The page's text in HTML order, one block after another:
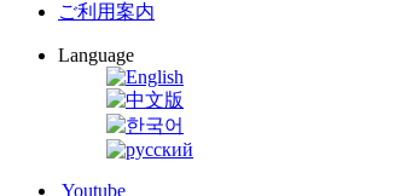
ご利用案内
Language
Youtube